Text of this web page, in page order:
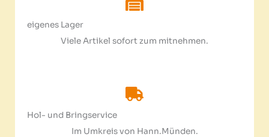
eigenes Lager
Viele Artikel sofort zum mitnehmen.​
Hol- und Bringservice
Im Umkreis von Hann.Münden.